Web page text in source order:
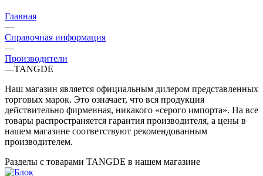
Главная
—
Справочная информация
—
Производители
—TANGDE
Наш магазин является официальным дилером представленных
торговых марок. Это означает, что вся продукция
действительно фирменная, никакого «серого импорта». На все
товары распространяется гарантия производителя, а цены в
нашем магазине соответствуют рекомендованным
производителем.
Разделы с товарами TANGDE в нашем магазине